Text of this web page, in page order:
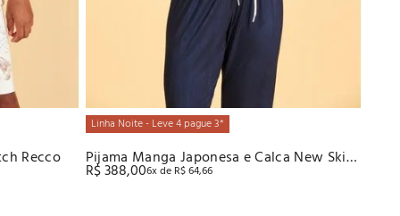
Recco
Linha Noite - Leve 4 pague 3*
Pijama Manga Japonesa e Calca New Skin
Recco
R$388,006x de R$64,66